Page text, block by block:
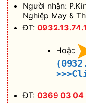
Người nhận:
Nghiệp May &
ĐT:
Hoặc
ĐT: 0369 03 04